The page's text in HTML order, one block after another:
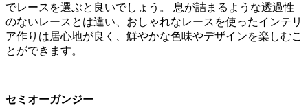
でレースを選ぶと良いでしょう。 息が詰まるような透過性
のないレースとは違い、おしゃれなレースを使ったインテリ
ア作りは居心地が良く、鮮やかな色味やデザインを楽しむこ
とができます。
セミオーガンジー